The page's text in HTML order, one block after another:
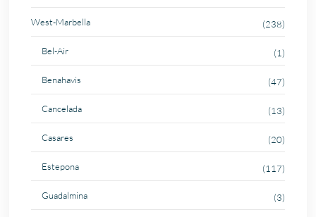
West-Marbella (238)
Bel-Air (1)
Benahavis (47)
Cancelada (13)
Casares (20)
Estepona (117)
Guadalmina (3)